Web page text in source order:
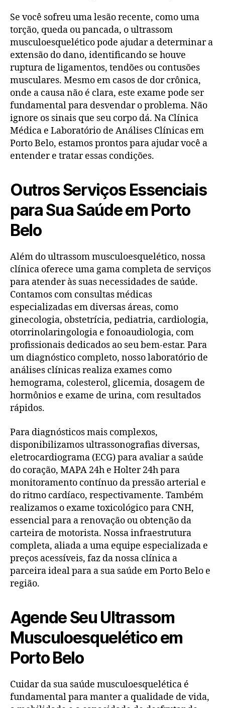
Se você sofreu uma lesão recente, como uma
torção, queda ou pancada, o ultrassom
musculoesquelético pode ajudar a determinar a
extensão do dano, identificando se houve
ruptura de ligamentos, tendões ou contusões
musculares. Mesmo em casos de dor crônica,
onde a causa não é clara, este exame pode ser
fundamental para desvendar o problema. Não
ignore os sinais que seu corpo dá. Na Clínica
Médica e Laboratório de Análises Clínicas em
Porto Belo, estamos prontos para ajudar você a
entender e tratar essas condições.
Outros Serviços Essenciais
para Sua Saúde em Porto
Belo
Além do ultrassom musculoesquelético, nossa
clínica oferece uma gama completa de serviços
para atender às suas necessidades de saúde.
Contamos com consultas médicas
especializadas em diversas áreas, como
ginecologia, obstetrícia, pediatria, cardiologia,
otorrinolaringologia e fonoaudiologia, com
profissionais dedicados ao seu bem-estar. Para
um diagnóstico completo, nosso laboratório de
análises clínicas realiza exames como
hemograma, colesterol, glicemia, dosagem de
hormônios e exame de urina, com resultados
rápidos.
Para diagnósticos mais complexos,
disponibilizamos ultrassonografias diversas,
eletrocardiograma (ECG) para avaliar a saúde
do coração, MAPA 24h e Holter 24h para
monitoramento contínuo da pressão arterial e
do ritmo cardíaco, respectivamente. Também
realizamos o exame toxicológico para CNH,
essencial para a renovação ou obtenção da
carteira de motorista. Nossa infraestrutura
completa, aliada a uma equipe especializada e
preços acessíveis, faz da nossa clínica a
parceira ideal para a sua saúde em Porto Belo e
região.
Agende Seu Ultrassom
Musculoesquelético em
Porto Belo
Cuidar da sua saúde musculoesquelética é
fundamental para manter a qualidade de vida,